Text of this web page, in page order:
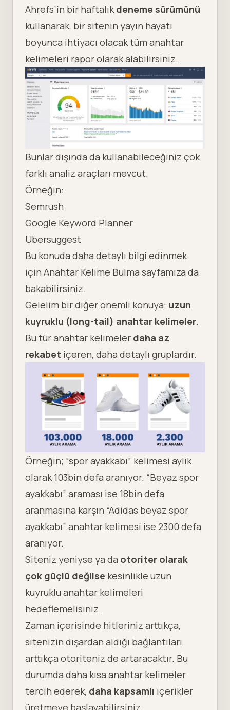
Ahrefs’in bir haftalıkdeneme sürümünü
kullanarak, bir sitenin yayın hayatı
boyunca ihtiyacı olacak tüm anahtar
kelimeleri rapor olarak alabilirsiniz.
Bunlar dışında da kullanabileceğiniz çok
farklı analiz araçları mevcut.
Örneğin:
Semrush
Google Keyword Planner
Ubersuggest
Bu konuda daha detaylı bilgi edinmek
için Anahtar Kelime Bulma sayfamıza da
bakabilirsiniz.
Gelelim bir diğer önemli konuya: uzun
kuyruklu (long-tail) anahtar kelimeler.
Bu tür anahtar kelimeler daha az
rekabet içeren, daha detaylı gruplardır.
Örneğin; “spor ayakkabı” kelimesi aylık
olarak 103bin defa aranıyor. “Beyaz spor
ayakkabı” araması ise 18bin defa
aranmasına karşın “Adidas beyaz spor
ayakkabı” anahtar kelimesi ise 2300 defa
aranıyor.
Siteniz yeniyse ya da otoriter olarak
çok güçlü değilse kesinlikle uzun
kuyruklu anahtar kelimeleri
hedeflemelisiniz.
Zaman içerisinde hitleriniz arttıkça,
sitenizin dışardan aldığı bağlantıları
arttıkça otoriteniz de artaracaktır. Bu
durumda daha kısa anahtar kelimeler
tercih ederek, daha kapsamlı içerikler
üretmeye başlayabilirsiniz.